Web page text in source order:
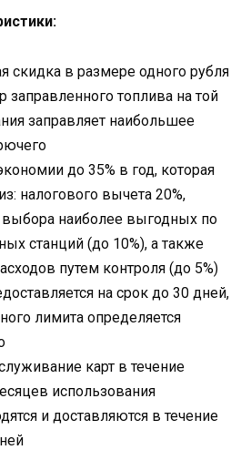
скидка в размере одного рубля
заправленного топлива на той
заправляет наибольшее
до 35% в год, которая
налогового вычета 20%,
выбора наиболее выгодных по
станций (до 10%), а также
путем контроля (до 5%)
на срок до 30 дней,
лимита определяется
карт в течение
использования
и доставляются в течение